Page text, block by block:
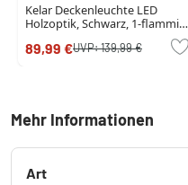
Kelar Deckenleuchte LED
Holzoptik, Schwarz, 1-flammig,
89,99 €UVP:139,99 €
Mehr Informationen
Art